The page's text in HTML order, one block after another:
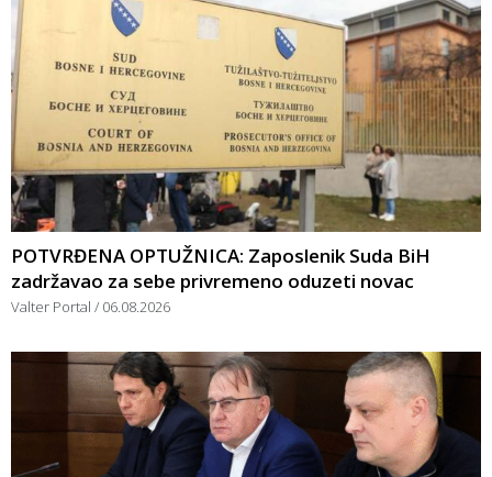
POTVRĐENA OPTUŽNICA: Zaposlenik Suda BiH
zadržavao za sebe privremeno oduzeti novac
Valter Portal 06.08.2026